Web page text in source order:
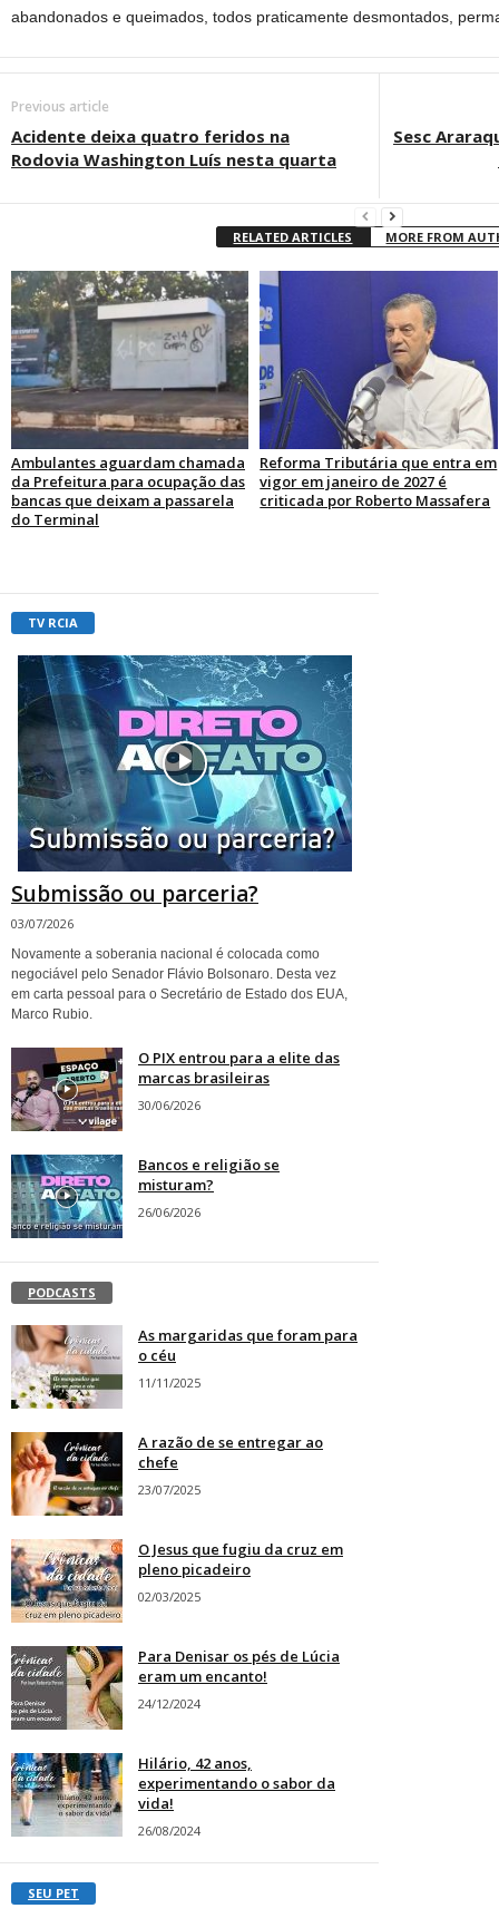
abandonados e queimados, todos praticamente desmontados,
Previous article
Acidente deixa quatro feridos na
Rodovia Washington Luís nesta quarta
Sesc
RELATED ARTICLES MORE FROM
Ambulantes aguardam chamada
da Prefeitura para ocupação das
bancas que deixam a passarela
do Terminal
Reforma Tributária que entra em
vigor em janeiro de 2027 é
criticada por Roberto Massafera
TV RCIA
Submissão ou parceria?
03/07/2026
Novamente a soberania nacional é colocada como
negociável pelo Senador Flávio Bolsonaro. Desta vez
em carta pessoal para o Secretário de Estado dos EUA,
Marco Rubio.
O PIX entrou para a elite das
marcas brasileiras
30/06/2026
Bancos e religião se
misturam?
26/06/2026
PODCASTS
As margaridas que foram para
o céu
11/11/2025
A razão de se entregar ao
chefe
23/07/2025
O Jesus que fugiu da cruz em
pleno picadeiro
02/03/2025
Para Denisar os pés de Lúcia
eram um encanto!
24/12/2024
Hilário, 42 anos,
experimentando o sabor da
vida!
26/08/2024
SEU PET